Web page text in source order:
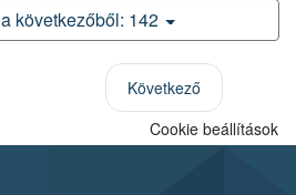
következőből: 142
Következő
Cookie beállítások